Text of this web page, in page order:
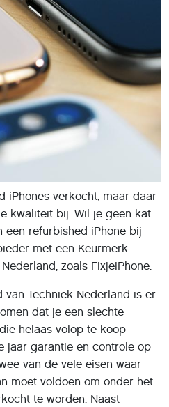
iPhones verkocht, maar daar
kwaliteit bij. Wil je geen kat
een refurbished iPhone bij
met een Keurmerk
zoals FixjeiPhone.
van Techniek Nederland is er
dat je een slechte
helaas volop te koop
jaar garantie en controle op
van de vele eisen waar
moet voldoen om onder het
te worden. Naast